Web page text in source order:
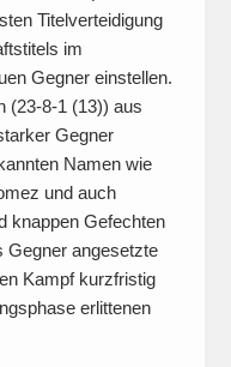
Titelverteidigung
im
Gegner einstellen.
(23-8-1 (13)) aus
Gegner
Namen wie
und auch
knappen Gefechten
Gegner angesetzte
Kampf kurzfristig
erlittenen